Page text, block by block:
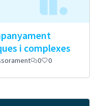
i complexes
0 0